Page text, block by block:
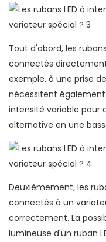
Tout d'abord, les
connectés
exemple, à une prise
nécessitent
intensité variable pour
alternative en une
Deuxièmement, les
connectés à un
correctement. La
lumineuse d'un ruban